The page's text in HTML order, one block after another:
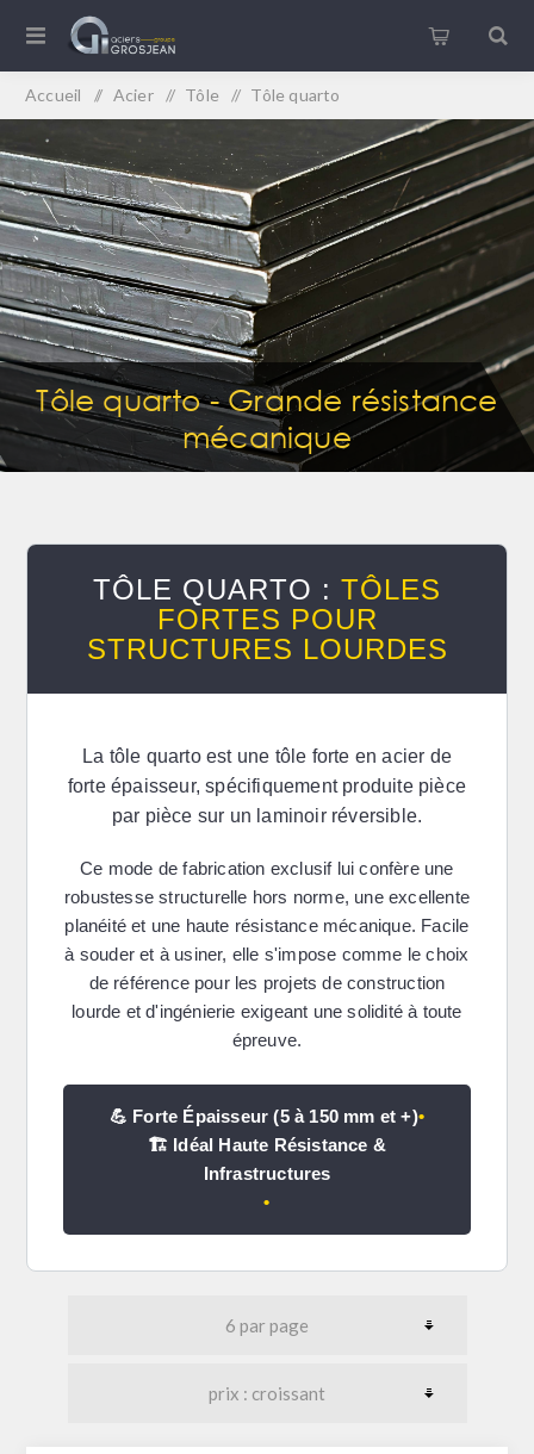
Accueil / Acier / Tôle / Tôle quarto
Tôle quarto - Grande résistance
mécanique
TÔLE QUARTO : TÔLES
FORTES POUR
STRUCTURES LOURDES
La tôle quartoest une tôle forte en acier de
forte épaisseur, spécifiquement produite pièce
par pièce sur un laminoir réversible.
Ce mode de fabrication exclusif lui confère une
robustesse structurelle hors norme, une excellente
planéité et une haute résistance mécanique. Facile
à souder et à usiner, elle s'impose comme le choix
de référence pour les projets de construction
lourde et d'ingénierie exigeant une solidité à toute
épreuve.
💪 Forte Épaisseur (5 à 150 mm et +)•
🏗️ Idéal Haute Résistance &
Infrastructures
•